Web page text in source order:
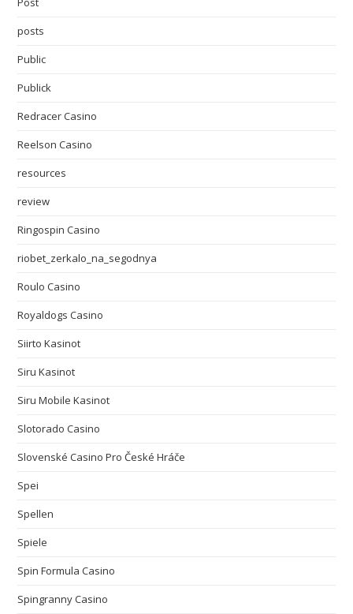
posts
Public
Publick
Redracer Casino
Reelson Casino
resources
review
Ringospin Casino
riobet_zerkalo_na_segodnya
Roulo Casino
Royaldogs Casino
Siirto Kasinot
Siru Kasinot
Siru Mobile Kasinot
Slotorado Casino
Slovenské Casino Pro České Hráče
Spei
Spellen
Spiele
Spin Formula Casino
Spingranny Casino